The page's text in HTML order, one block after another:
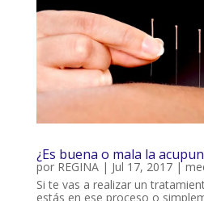
¿Es buena o mala la
por REGINA| Jul 17, 2017|
Si te vas a realizar un
estás en ese proceso o